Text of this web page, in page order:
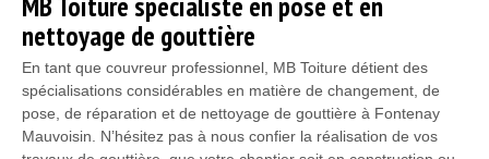
nettoyage de gouttière
En tant que couvreur professionnel, MB Toiture détient des
spécialisations considérables en matière de changement, de
pose, de réparation et de nettoyage de gouttière à Fontenay
Mauvoisin. N’hésitez pas à nous confier la réalisation de vos